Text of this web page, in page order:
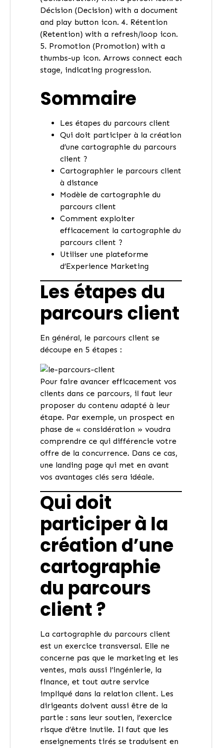
Sommaire
Les étapes du parcours client
Qui doit participer à la création
d’une cartographie du parcours
client ?
Cartographier le parcours client
à distance
Modèle de cartographie du
parcours client
Comment exploiter
efficacement la cartographie du
parcours client ?
Utiliser une plateforme
d’Experience Marketing
Les étapes du
parcours client
En général, le parcours client se
découpe en 5 étapes :
Pour faire avancer efficacement vos
clients dans ce parcours, il faut leur
proposer du contenu adapté à leur
étape. Par exemple, un prospect en
phase de « considération » voudra
comprendre ce qui différencie votre
offre de la concurrence. Dans ce cas,
une landing page qui met en avant
vos avantages clés sera idéale.
Qui doit
participer à la
création d’une
cartographie
du parcours
client ?
La cartographie du parcours client
est un exercice transversal. Elle ne
concerne pas que le marketing et les
ventes, mais aussi l’ingénierie, la
finance, et tout autre service
impliqué dans la relation client. Les
dirigeants doivent aussi être de la
partie : sans leur soutien, l’exercice
risque d’être inutile. Il faut que les
enseignements tirés se traduisent en